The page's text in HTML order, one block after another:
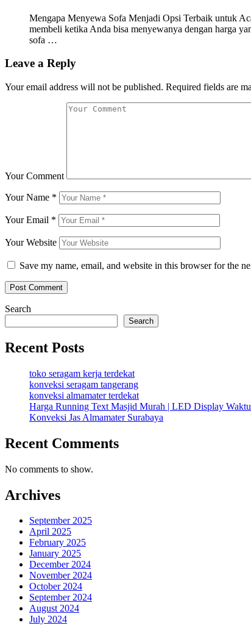
Mengapa Menyewa Sofa Menjadi Opsi Terbaik untuk
membeli ketika Anda bisa menyewanya dengan harga
sofa …
Leave a Reply
Your email address will not be published. Required fields are
Your Comment
Your Name *
Your Email *
Your Website
Save my name, email, and website in this browser for the
Search
Search
Recent Posts
toko seragam kerja terdekat
konveksi seragam tangerang
konveksi almamater terdekat
Harga Running Text Masjid Murah | LED Display
Konveksi Jas Almamater Surabaya
Recent Comments
No comments to show.
Archives
September 2025
April 2025
February 2025
January 2025
December 2024
November 2024
October 2024
September 2024
August 2024
July 2024